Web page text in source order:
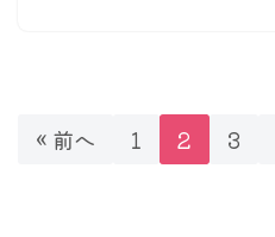
« 前へ 1 2 3